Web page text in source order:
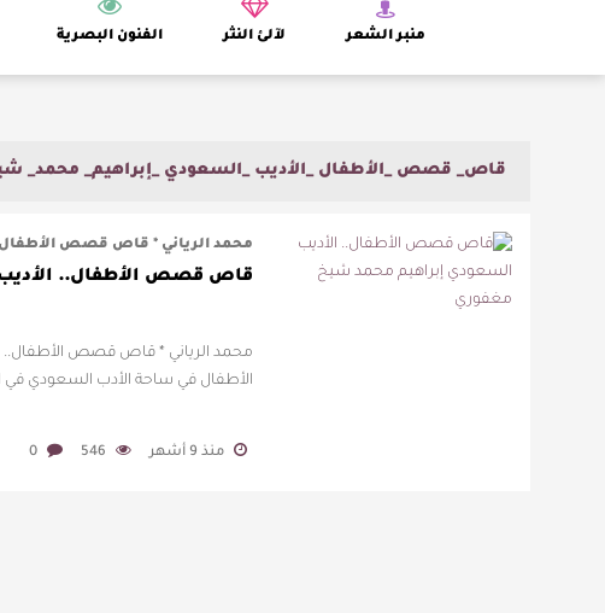
منبر الشعر لآلئ النثر الفنون البصرية
قاص_ قصص _الأطفال _الأديب _السعودي _إبراهيم_ محمد_
محمد الرياني * قاص قصص
قاص قصص الأطفال..
محمد الرياني * قاص قصص
الأطفال في ساحة الأدب السعودي
منذ 9 أشهر 546
0